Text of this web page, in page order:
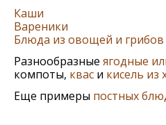
Каши
Вареники
Блюда из овощей и грибов
Разнообразные ягодные
компоты, квас и кисель из
Еще примеры постных